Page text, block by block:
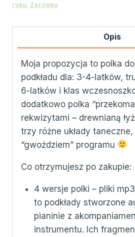
roku, Zerówka
Opis
Moja propozycja to polka
podkładu dla: 3-4-latków,
6-latków i klas
dodatkowo polka
rekwizytami – drewnianą
trzy różne układy
“gwoździem” programu
Co otrzymujesz po zakupie:
4 wersje polki – pliki
to podkłady stworzone
pianinie z
instrumentu. Ich